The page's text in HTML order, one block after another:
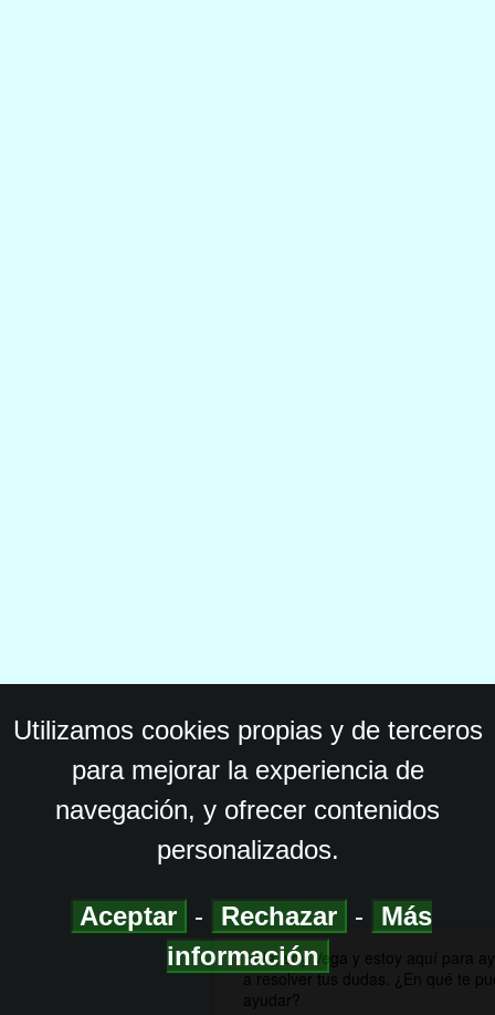
Utilizamos cookies propias y de terceros
para mejorar la experiencia de
navegación, y ofrecer contenidos
personalizados.
Aceptar - Rechazar -
Más
información